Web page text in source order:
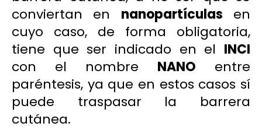
conviertan en nanopartículas en
cuyo caso, de forma obligatoria,
tiene que ser indicado en el INCI
con el nombre NANO entre
paréntesis, ya que en estos casos sí
puede traspasar la barrera
cutánea.